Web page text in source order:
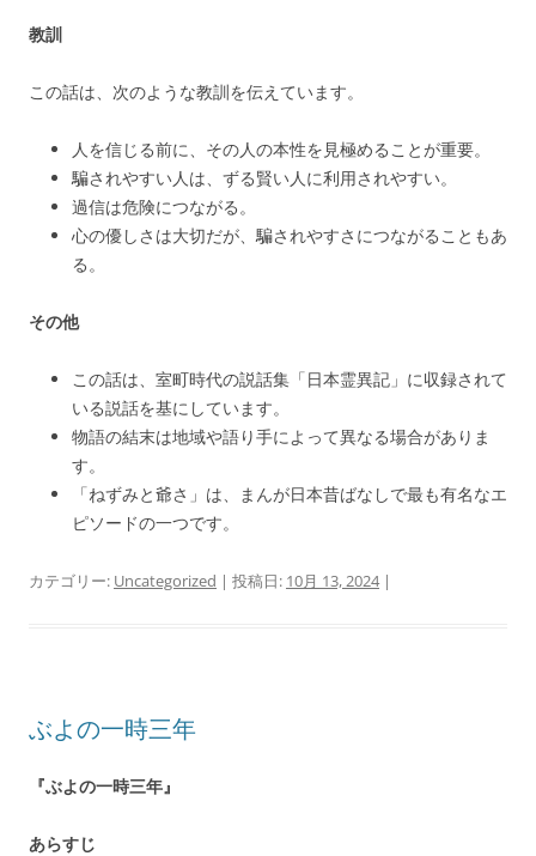
教訓
この話は、次のような教訓を伝えています。
人を信じる前に、その人の本性を見極めることが重要。
騙されやすい人は、ずる賢い人に利用されやすい。
過信は危険につながる。
心の優しさは大切だが、騙されやすさにつながることもあ
る。
その他
この話は、室町時代の説話集「日本霊異記」に収録されて
いる説話を基にしています。
物語の結末は地域や語り手によって異なる場合がありま
す。
「ねずみと爺さ」は、まんが日本昔ばなしで最も有名なエ
ピソードの一つです。
カテゴリー: Uncategorized | 投稿日: 10月 13, 2024|
ぶよの一時三年
『ぶよの一時三年』
あらすじ